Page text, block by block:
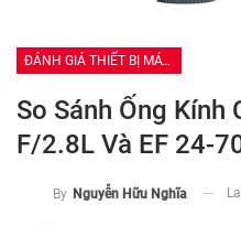
ĐÁNH GIÁ THIẾT BỊ MÁY ẢNH
So Sánh Ống Kính
F/2.8L Và EF 24-
By Nguyễn Hữu Nghĩa